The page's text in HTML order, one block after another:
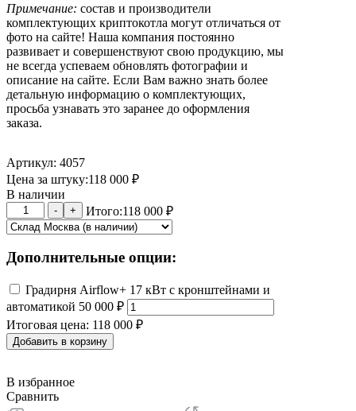
Примечание: состав и производители
комплектующих криптокотла могут отличаться от
фото на сайте! Наша компания постоянно
развивает и совершенствуют свою продукцию, мы
не всегда успеваем обновлять фотографии и
описание на сайте. Если Вам важно знать более
детальную информацию о комплектующих,
просьба узнавать это заранее до оформления
заказа.
Артикул: 4057
Цена за штуку:118 000 ₽
В наличии
Количество
товара
Криптокотел
ISTRA
WM
для
Whatsminer
- + Итого:118 000 ₽
Дополнительные опции:
Градирня Airflow+ 17 кВт с кронштейнами и
автоматикой 50 000 ₽
Итоговая цена: 118 000 ₽
Добавить в корзину
В избранное
Сравнить